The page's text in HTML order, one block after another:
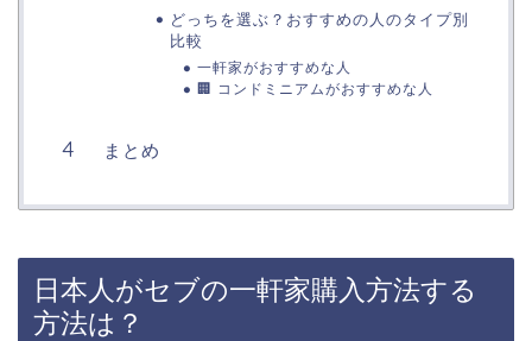
どっちを選ぶ？おすすめの人のタイプ別
比較
一軒家がおすすめな人
🏢 コンドミニアムがおすすめな人
まとめ
日本人がセブの一軒家購入方法する
方法は？